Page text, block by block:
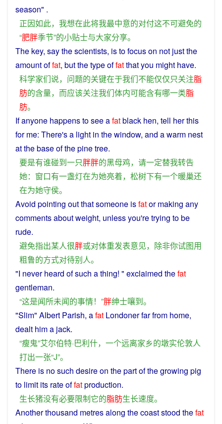
season" .
正因如此， 我想在此将我最中意的对付这不可避免的
“肥胖季节”的小贴士与大家分享。
The key, saythescientists, istofocuson not justthe
amountoffat, butthe type offatthat you might have.
科学家们说， 问题的关键在于我们不能仅仅只关注脂
肪的含量， 而应该关注我们体内可能含有哪一类脂
肪。
Ifanyone happens toseeafatblack hen, tell herthis
forme: There'sa light in thewindow, and awarm nest
at the base of the pine tree.
要是有谁碰到一只胖胖的黑母鸡， 请一定替我转告
她： 窗口有一盏灯在为她亮着， 松树下有一个暖巢还
在为她守侯。
Avoid pointing out thatsomeone isfatormaking any
commentsaboutweight, unlessyou'retrying to be
rude.
避免指出某人很胖或对体重发表意见， 除非你试图用
粗鲁的方式对待别人。
"I neverheard ofsuch athing! " exclaimed thefat
gentleman.
“这是闻所未闻的事情！”胖绅士嚷到。
"Slim" Albert Parish, afat Londoner far from home,
dealt hima jack.
“瘦鬼”艾尔伯特·巴利什， 一个远离家乡的墩实伦敦人
打出一张“J”。
There is nosuch desireon the partofthegrowing pig
to limit its rateoffatproduction.
生长猪没有必要限制它的脂肪生长速度。
Anotherthousand metresalong thecoaststood thefat